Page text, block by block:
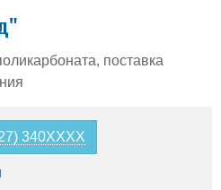
поставка
340XXXX